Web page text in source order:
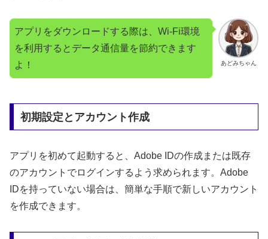
あどみちゃん
アプリをダウンロードする際は、Wi-Fi環境
を利用するとデータ通信量を節約できます
よ！
初期設定とアカウント作成
アプリを初めて起動すると、Adobe IDの作成または既存
のアカウントでログインするよう求められます。Adobe
IDを持っていない場合は、簡単な手順で新しいアカウント
を作成できます。